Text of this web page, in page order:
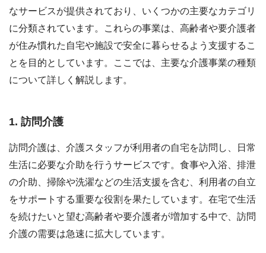
なサービスが提供されており、いくつかの主要なカテゴリ
に分類されています。これらの事業は、高齢者や要介護者
が住み慣れた自宅や施設で安全に暮らせるよう支援するこ
とを目的としています。ここでは、主要な介護事業の種類
について詳しく解説します。
1. 訪問介護
訪問介護は、介護スタッフが利用者の自宅を訪問し、日常
生活に必要な介助を行うサービスです。食事や入浴、排泄
の介助、掃除や洗濯などの生活支援を含む、利用者の自立
をサポートする重要な役割を果たしています。在宅で生活
を続けたいと望む高齢者や要介護者が増加する中で、訪問
介護の需要は急速に拡大しています。